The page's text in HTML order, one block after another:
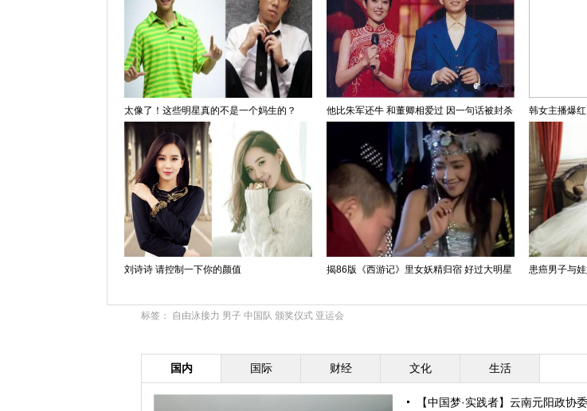
太像了！这些明星真的不是一个妈生的？ 他比朱军还牛 和董卿相爱过 因一句话被封杀 韩女主播爆
刘诗诗 请控制一下你的颜值 揭86版《西游记》里女妖精归宿 好过大明星 患癌男子与
标签： 自由泳接力 男子 中国队 颁奖仪式 亚运会
国内 国际 财经 文化 生活
【中国梦·实践者】云南元阳政协